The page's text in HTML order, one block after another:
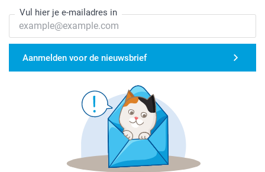
Vul hier je e-mailadres in
Aanmelden voor de nieuwsbrief